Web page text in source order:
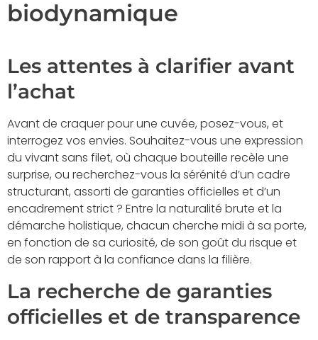
biodynamique
Les attentes à clarifier avant
l’achat
Avant de craquer pour une cuvée, posez-vous, et
interrogez vos envies. Souhaitez-vous une expression
du vivant sans filet, où chaque bouteille recèle une
surprise, ou recherchez-vous la sérénité d’un cadre
structurant, assorti de garanties officielles et d’un
encadrement strict ? Entre la naturalité brute et la
démarche holistique, chacun cherche midi à sa porte,
en fonction de sa curiosité, de son goût du risque et
de son rapport à la confiance dans la filière.
La recherche de garanties
officielles et de transparence